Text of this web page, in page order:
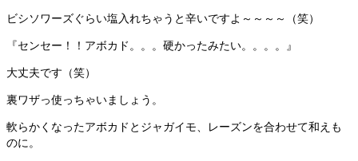
ビシソワーズぐらい塩入れちゃうと辛いですよ～～～～（笑）
『センセー！！アボカド。。。硬かったみたい。。。。』
大丈夫です（笑）
裏ワザっ使っちゃいましょう。
軟らかくなったアボカドとジャガイモ、レーズンを合わせて和えも
のに。